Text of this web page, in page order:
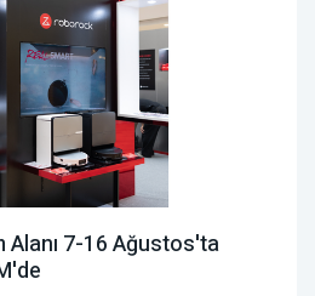
Alanı 7-16 Ağustos'ta